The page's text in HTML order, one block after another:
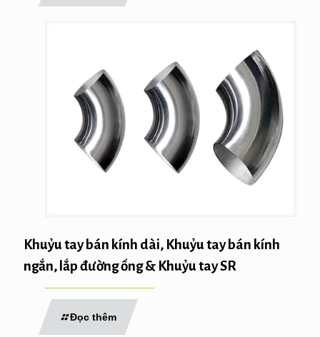
Khuỷu tay bán kính dài, Khuỷu tay bán kính
ngắn, lắp đường ống & Khuỷu tay SR
Đọc thêm